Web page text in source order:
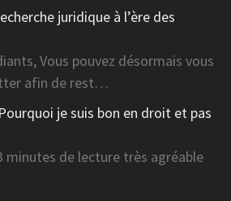
juridique à l’ère des
Vous pouvez désormais vous
afin de rest…
Pourquoi je suis bon en droit et pas
minutes de lecture très agréable